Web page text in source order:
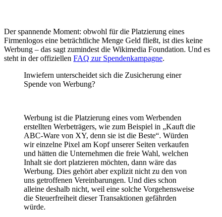
Der spannende Moment: obwohl für die Platzierung eines
Firmenlogos eine beträchtliche Menge Geld fließt, ist dies keine
Werbung – das sagt zumindest die Wikimedia Foundation. Und es
steht in der offiziellen FAQ zur Spendenkampagne.
Inwiefern unterscheidet sich die Zusicherung einer
Spende von Werbung?
Werbung ist die Platzierung eines vom Werbenden
erstellten Werbeträgers, wie zum Beispiel in „Kauft die
ABC-Ware von XY, denn sie ist die Beste“. Würden
wir einzelne Pixel am Kopf unserer Seiten verkaufen
und hätten die Unternehmen die freie Wahl, welchen
Inhalt sie dort platzieren möchten, dann wäre das
Werbung. Dies gehört aber explizit nicht zu den von
uns getroffenen Vereinbarungen. Und dies schon
alleine deshalb nicht, weil eine solche Vorgehensweise
die Steuerfreiheit dieser Transaktionen gefährden
würde.